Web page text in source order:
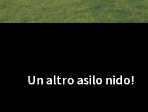
Un altro asilo nido!